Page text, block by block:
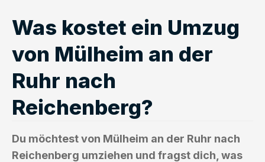
Was kostet ein Umzug
von Mülheim an der
Ruhr nach
Reichenberg?
Du möchtest von Mülheim an der Ruhr nach
Reichenberg umziehen und fragst dich, was